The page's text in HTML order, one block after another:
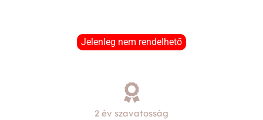
Jelenleg nem rendelhető
2 év szavatosság